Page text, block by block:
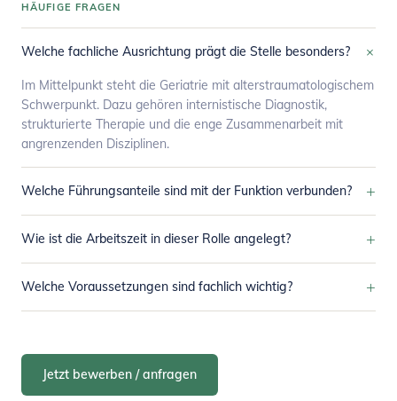
HÄUFIGE FRAGEN
Welche fachliche Ausrichtung prägt die Stelle besonders? +
Im Mittelpunkt steht die Geriatrie mit alterstraumatologischem
Schwerpunkt. Dazu gehören internistische Diagnostik,
strukturierte Therapie und die enge Zusammenarbeit mit
angrenzenden Disziplinen.
Welche Führungsanteile sind mit der Funktion verbunden? +
Wie ist die Arbeitszeit in dieser Rolle angelegt? +
Welche Voraussetzungen sind fachlich wichtig? +
Jetzt bewerben / anfragen